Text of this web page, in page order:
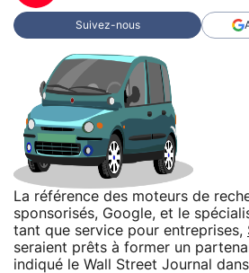
Suivez-nous
La référence des moteurs de
sponsorisés, Google, et le
tant que service pour entreprises,
seraient prêts à former un
indiqué le Wall Street Journal